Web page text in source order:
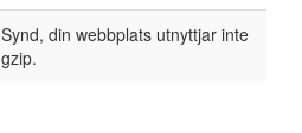
Synd, din webbplats utnyttjar inte
gzip.